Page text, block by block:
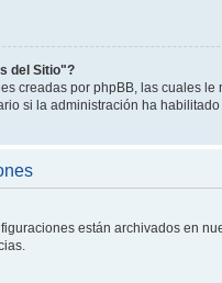
del Sitio"?
creadas por phpBB, las cuales
si la administración ha
están archivados en